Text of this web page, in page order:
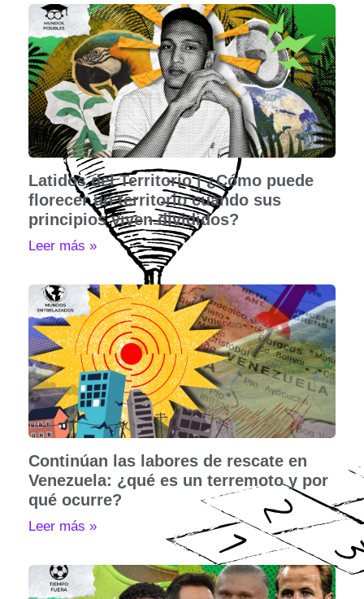
Latidos del Territorio | ¿Cómo puede
florecer un territorio cuando sus
principios viven divididos?
Leer más »
Continúan las labores de rescate en
Venezuela: ¿qué es un terremoto y por
qué ocurre?
Leer más »